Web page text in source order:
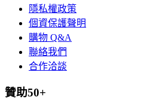
隱私權政策
個資保護聲明
購物 Q&A
聯絡我們
合作洽談
贊助50+